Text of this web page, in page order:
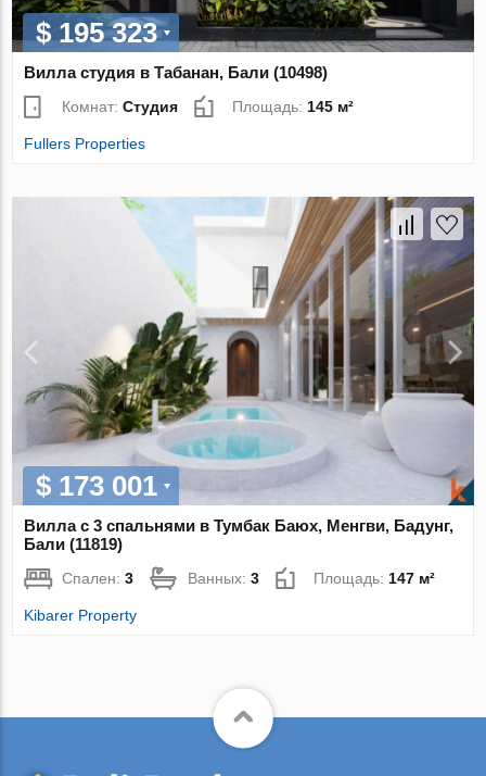
$ 195 323
Вилла студия в Табанан, Бали (10498)
Комнат:Студия Площадь: 145 м²
Fullers Properties
$ 173 001
Вилла с 3 спальнями в Тумбак Баюх, Менгви, Бадунг,
Бали (11819)
Спален:3 Ванных:3 Площадь: 147 м²
Kibarer Property